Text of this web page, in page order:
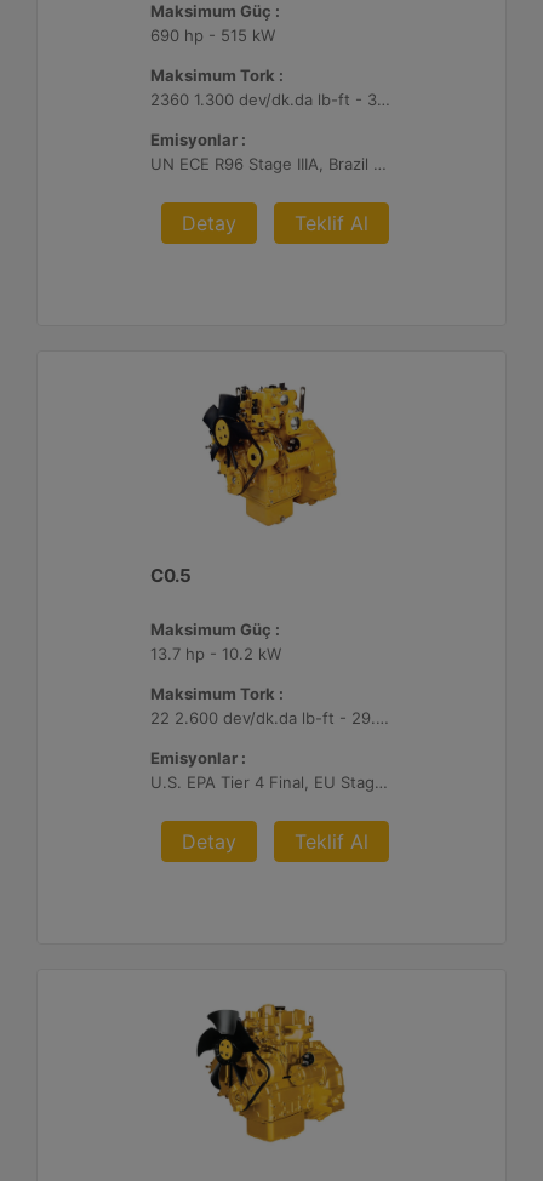
Maksimum Güç :
690 hp - 515 kW
Maksimum Tork :
2360 1.300 dev/dk.da lb-ft - 3200 1.300 dev/dk.da Nm
Emisyonlar :
UN ECE R96 Stage IIIA, Brazil Mar-1, Yönetmelik Bulunmayan Bölge
Detay Teklif Al
C0.5
Maksimum Güç :
13.7 hp - 10.2 kW
Maksimum Tork :
22 2.600 dev/dk.da lb-ft - 29.7 2.600 dev/dk.da Nm
Emisyonlar :
U.S. EPA Tier 4 Final, EU Stage V
Detay Teklif Al